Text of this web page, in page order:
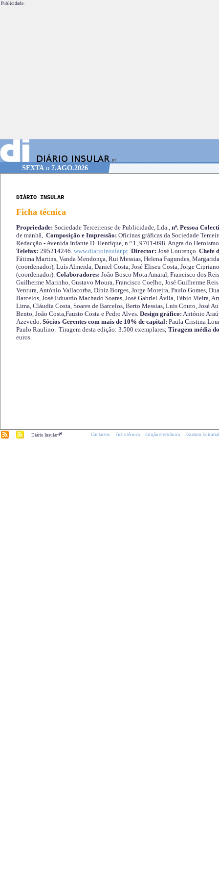
Publicidade.
SEXTA o 7.AGO.2026
DIÁRIO INSULAR
Ficha técnica
Propriedade: Sociedade Terceirense de Publicidade, Lda., nº. Pessoa
de manhã, Composição e Impressão: Oficinas gráficas da Sociedade
Redacção - Avenida Infante D. Henrique, n.º 1, 9701-098 Angra do
Telefax: 295214246. www.diarioinsular.pt Director: José Lourenço. Chefe
Fátima Martins, Vanda Mendonça, Rui Messias, Helena Fagundes,
(coordenador), Luís Almeida, Daniel Costa, José Eliseu Costa, Jorge
(coordenador). Colaboradores: João Bosco Mota Amaral, Francisco dos
Guilherme Marinho, Gustavo Moura, Francisco Coelho, José Guilherme
Ventura, António Vallacorba, Diniz Borges, Jorge Moreira, Paulo Gomes,
Barcelos, José Eduardo Machado Soares, José Gabriel Ávila, Fábio Vieira,
Lima, Cláudia Costa, Soares de Barcelos, Berto Messias, Luis Couto, José
Bento, João Costa,Fausto Costa e Pedro Alves. Design gráfico: António
Azevedo. Sócios-Gerentes com mais de 10% de capital: Paula Cristina
Paulo Raulino. Tiragem desta edição: 3.500 exemplares; Tiragem média
euros.
Diário Insular.pt Contactos Ficha técnica Edição electrónica Estatuto Editorial